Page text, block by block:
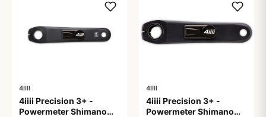
4IIII
4iiii Precision 3+ -
Powermeter Shimano
4IIII
4iiii Precision 3+ -
Powermeter Shimano